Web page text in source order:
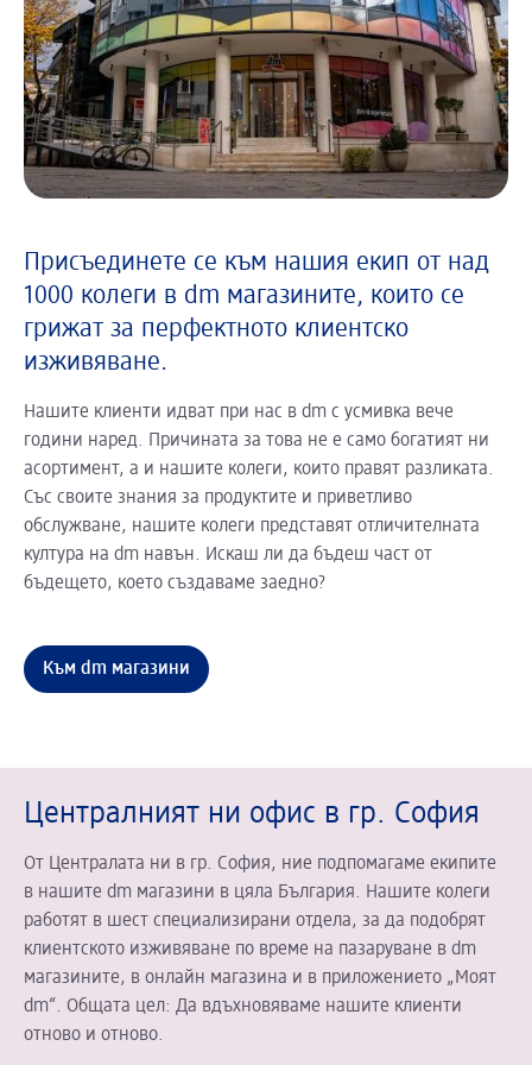
Присъединете се към нашия екип от над
1000 колеги в dm магазините, които се
грижат за перфектното клиентско
изживяване.
Нашите клиенти идват при нас в dm с усмивка вече
години наред. Причината за това не е само богатият ни
асортимент, а и нашите колеги, които правят разликата.
Със своите знания за продуктите и приветливо
обслужване, нашите колеги представят отличителната
култура на dm навън. Искаш ли да бъдеш част от
бъдещето, което създаваме заедно?
Към dm магазини
Централният ни офис в гр. София
От Централата ни в гр. София, ние подпомагаме екипите
в нашите dm магазини в цяла България. Нашите колеги
работят в шест специализирани отдела, за да подобрят
клиентското изживяване по време на пазаруване в dm
магазините, в онлайн магазина и в приложението „Моят
dm“. Общата цел: Да вдъхновяваме нашите клиенти
отново и отново.